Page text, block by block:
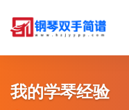
我的学琴经验